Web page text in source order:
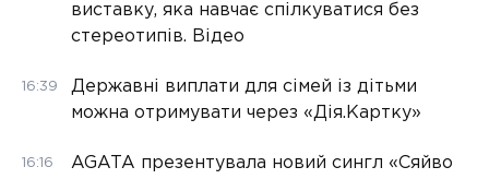
виставку, яка навчає спілкуватися без
стереотипів. Відео
16:39
Державні виплати для сімей із дітьми
можна отримувати через «Дія.Картку»
16:16
AGATA презентувала новий сингл «Сяйво